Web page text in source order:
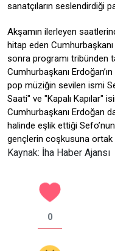
sanatçıların seslendirdiği
Akşamın ilerleyen
hitap eden
sonra programı tribünden
Cumhurbaşkanı
pop müziğin sevilen ismi
Saati" ve "Kapalı Kapılar"
Cumhurbaşkanı Erdoğan
halinde eşlik ettiği
gençlerin coşkusuna ortak
Kaynak: İha Haber Ajansı
0